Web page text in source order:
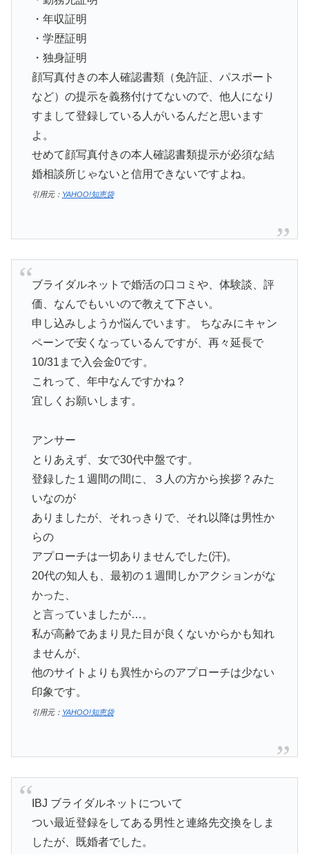
・年収証明
・学歴証明
・独身証明
顔写真付きの本人確認書類（免許証、パスポート
など）の提示を義務付けてないので、他人になり
すまして登録している人がいるんだと思います
よ。
せめて顔写真付きの本人確認書類提示が必須な結
婚相談所じゃないと信用できないですよね。
引用元： YAHOO!知恵袋
ブライダルネットで婚活の口コミや、体験談、評
価、なんでもいいので教えて下さい。
申し込みしようか悩んでいます。 ちなみにキャン
ペーンで安くなっているんですが、再々延長で
10/31まで入会金0です。
これって、年中なんですかね？
宜しくお願いします。
アンサー
とりあえず、女で30代中盤です。
登録した１週間の間に、３人の方から挨拶？みた
いなのが
ありましたが、それっきりで、それ以降は男性か
らの
アプローチは一切ありませんでした(汗)。
20代の知人も、最初の１週間しかアクションがな
かった、
と言っていましたが…。
私が高齢であまり見た目が良くないからかも知れ
ませんが、
他のサイトよりも異性からのアプローチは少ない
印象です。
引用元： YAHOO!知恵袋
IBJ ブライダルネットについて
つい最近登録をしてある男性と連絡先交換をしま
したが、既婚者でした。